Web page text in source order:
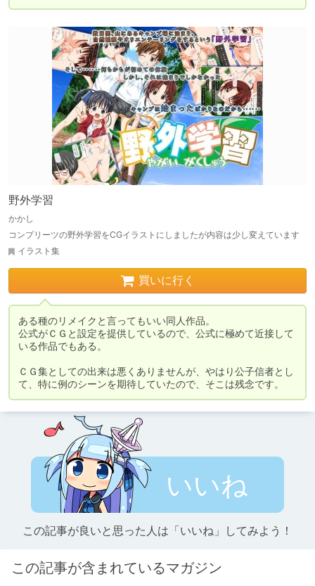
野外学習
かかし
コンプリーツの野外学習をCGイラストにしましたが内容は少し変えています
イラスト集
買いに行く
ある種のリメイクと言ってもいい同人作品。
公式がＣＧと設定を提供しているので、公式に極めて近接して
いる作品でもある。
ＣＧ集としての出来は悪くありませんが、やはり公子信者とし
て、特に例のシーンを期待していたので、そこは残念です。
いいね
この記事が良いと思った人は「いいね」してみよう！
この記事が含まれているマガジン